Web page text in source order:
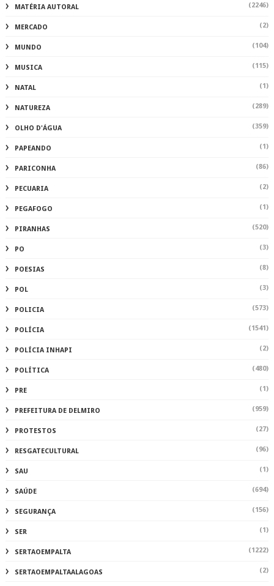
MATÉRIA AUTORAL (2246)
MERCADO (2)
MUNDO (104)
MUSICA (115)
NATAL (1)
NATUREZA (289)
OLHO D'ÁGUA (359)
PAPEANDO (1)
PARICONHA (86)
PECUARIA (2)
PEGAFOGO (1)
PIRANHAS (520)
PO (3)
POESIAS (8)
POL (3)
POLICIA (573)
POLÍCIA (1541)
POLÍCIA INHAPI (2)
POLÍTICA (480)
PRE (1)
PREFEITURA DE DELMIRO (959)
PROTESTOS (27)
RESGATECULTURAL (96)
SAU (1)
SAÚDE (694)
SEGURANÇA (156)
SER (1)
SERTAOEMPALTA (1222)
SERTAOEMPALTAALAGOAS (2)